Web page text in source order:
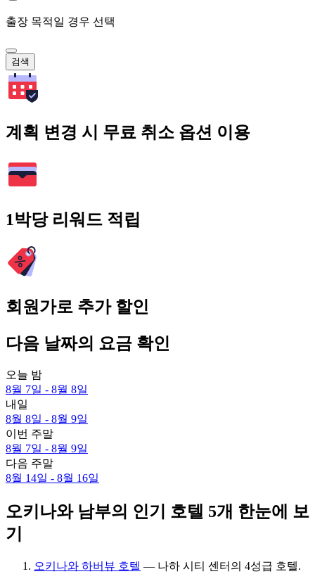
출장 목적일 경우 선택
검색
계획 변경 시 무료 취소 옵션 이용
1박당 리워드 적립
회원가로 추가 할인
다음 날짜의 요금 확인
오늘 밤
8월 7일 - 8월 8일
내일
8월 8일 - 8월 9일
이번 주말
8월 7일 - 8월 9일
다음 주말
8월 14일 - 8월 16일
오키나와 남부의 인기 호텔 5개 한눈에 보
기
오키나와 하버뷰 호텔 — 나하 시티 센터의 4성급 호텔.